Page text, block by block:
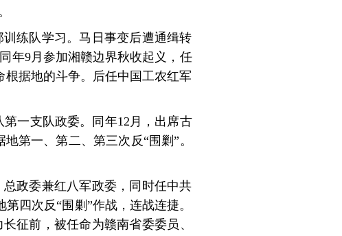
练队学习。马日事变后遭通缉转
年9月参加湘赣边界秋收起义，任
据地的斗争。后任中国工农红军
一支队政委。同年12月，出席古
第一、第二、第三次反“围剿”。
政委兼红八军政委，同时任中共
四次反“围剿”作战，连战连捷。
征前，被任命为赣南省委委员、